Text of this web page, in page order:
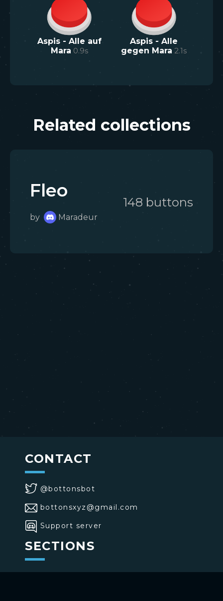
Aspis - Alle auf
Mara 0.9s
Aspis - Alle
gegen Mara 2.1s
Related collections
Fleo
by Maradeur
148 buttons
CONTACT
@bottonsbot
bottonsxyz@gmail.com
Support server
SECTIONS
>Home